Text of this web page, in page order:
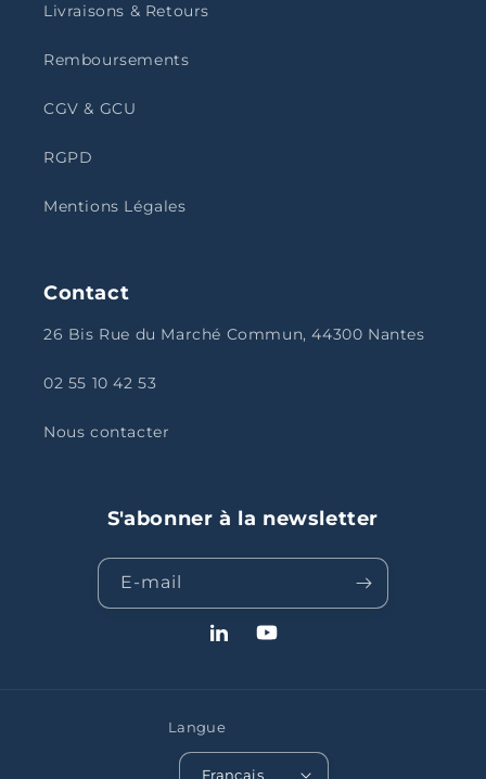
Livraisons & Retours
Remboursements
CGV & GCU
RGPD
Mentions Légales
Contact
26 Bis Rue du Marché Commun, 44300 Nantes
02 55 10 42 53
Nous contacter
S'abonner à la newsletter
E-mail
LinkedInYouTube
Langue
Français